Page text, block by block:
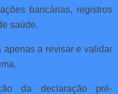
bancárias, registros
saúde.
apenas a revisar e validar
da declaração pré-